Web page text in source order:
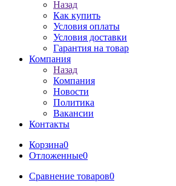
Назад
Как купить
Условия оплаты
Условия доставки
Гарантия на товар
Компания
Назад
Компания
Новости
Политика
Вакансии
Контакты
Корзина0
Отложенные0
Сравнение товаров0